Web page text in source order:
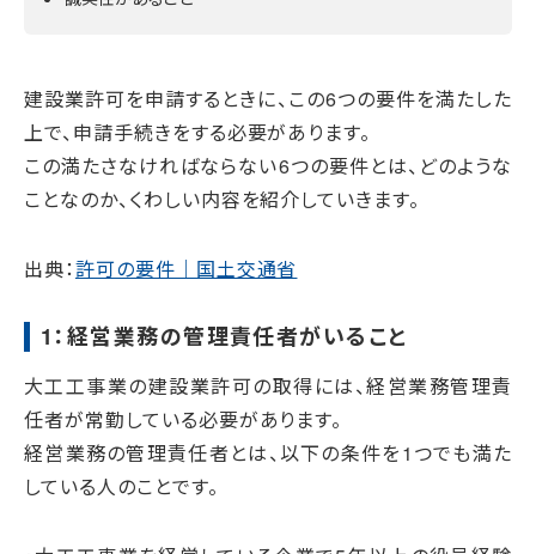
建設業許可を申請するときに、この6つの要件を満たした
上で、申請手続きをする必要があります。
この満たさなければならない6つの要件とは、どのような
ことなのか、くわしい内容を紹介していきます。
出典：許可の要件｜国土交通省
1：経営業務の管理責任者がいること
大工工事業の建設業許可の取得には、経営業務管理責
任者が常勤している必要があります。
経営業務の管理責任者とは、以下の条件を1つでも満た
している人のことです。